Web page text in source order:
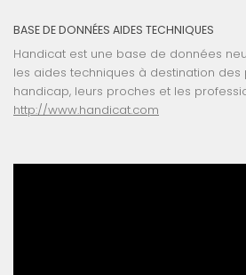
BASE DE DONNÉES AIDES TECHNIQUES
Handicat est une base de données
les aides techniques à destination
handicap, leurs proches et les
http://www.handicat.com